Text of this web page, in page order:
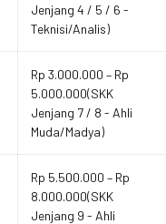
Jenjang 4 / 5 / 6 -
Teknisi/Analis)
Rp 3.000.000 – Rp
5.000.000(SKK
Jenjang 7 / 8 - Ahli
Muda/Madya)
Rp 5.500.000 – Rp
8.000.000(SKK
Jenjang 9 - Ahli